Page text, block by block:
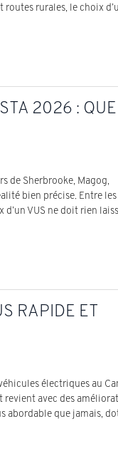
rurales, le choix
2026 :
de Sherbrooke, Magog,
bien précise. Entre les
VUS ne doit rien
RAPIDE ET
électriques au
revient avec des
abordable que jamais,